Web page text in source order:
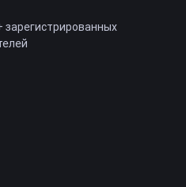
зарегистрированных